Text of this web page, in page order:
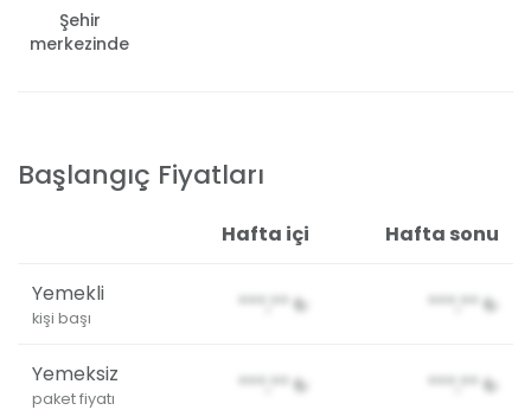
Şehir
merkezinde
Başlangıç Fiyatları
Hafta içi Hafta sonu
Yemekli
kişi başı
***,** ₺ ***,** ₺
Yemeksiz
paket fiyatı
***,** ₺ ***,** ₺